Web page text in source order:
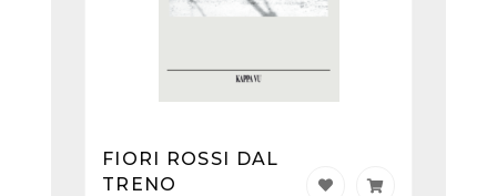
FIORI ROSSI DAL
TRENO